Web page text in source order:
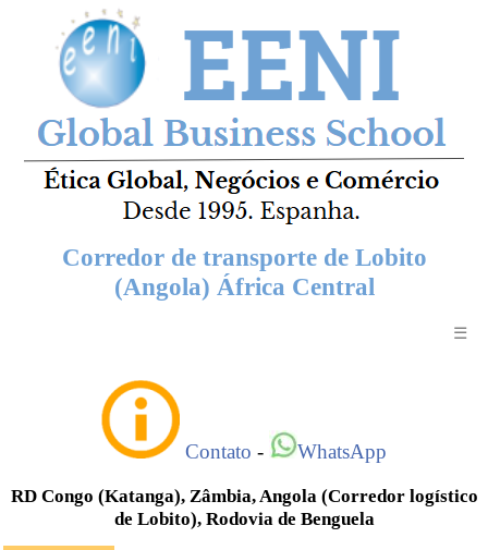
Corredor de transporte de Lobito
(Angola) África Central
☰
Contato - WhatsApp
RD Congo (Katanga), Zâmbia, Angola (Corredor logístico
de Lobito), Rodovia de Benguela